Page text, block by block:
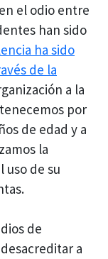
el odio entre
han sido
ha sido
de la
a la
por
de edad y a
la
uso de su
de
a